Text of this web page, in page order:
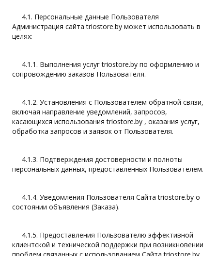
4.1. Персональные данные Пользователя
Администрация сайта triostore.by может использовать в
целях:
4.1.1. Выполнения услуг triostore.by по оформлению и
сопровождению заказов Пользователя.
4.1.2. Установления с Пользователем обратной связи,
включая направление уведомлений, запросов,
касающихся использования triostore.by , оказания услуг,
обработка запросов и заявок от Пользователя.
4.1.3. Подтверждения достоверности и полноты
персональных данных, предоставленных Пользователем.
4.1.4. Уведомления Пользователя Сайта triostore.by о
состоянии объявления (Заказа).
4.1.5. Предоставления Пользователю эффективной
клиентской и технической поддержки при возникновении